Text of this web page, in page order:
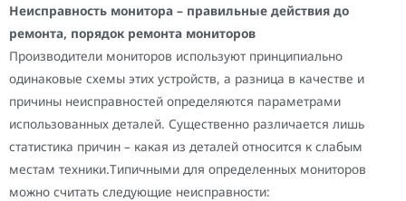
Неисправность монитора – правильные действия до
ремонта, порядок ремонта мониторов
Производители мониторов используют принципиально
одинаковые схемы этих устройств, а разница в качестве и
причины неисправностей определяются параметрами
использованных деталей. Существенно различается лишь
статистика причин – какая из деталей относится к слабым
местам техники.Типичными для определенных мониторов
можно считать следующие неисправности: